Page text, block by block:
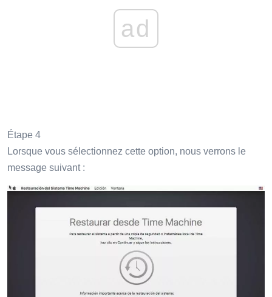
ad
Étape 4
Lorsque vous sélectionnez cette option, nous verrons le
message suivant :